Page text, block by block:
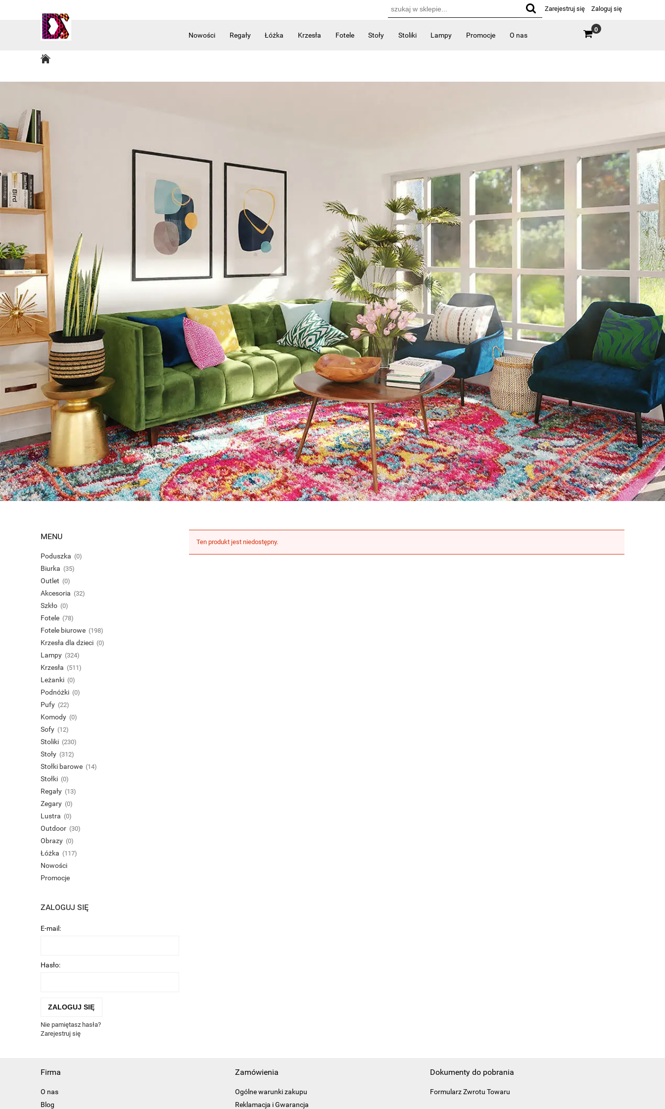
Zarejestruj się Zaloguj się
Nowości Regały Łóżka Krzesła Fotele Stoły Stoliki Lampy Promocje O nas
0
MENU
Poduszka (0)
Biurka (35)
Outlet (0)
Akcesoria (32)
Szkło (0)
Fotele (78)
Fotele biurowe (198)
Krzesła dla dzieci (0)
Lampy (324)
Krzesła (511)
Leżanki (0)
Podnóżki (0)
Pufy (22)
Komody (0)
Sofy (12)
Stoliki (230)
Stoły (312)
Stołki barowe (14)
Stołki (0)
Regały (13)
Zegary (0)
Lustra (0)
Outdoor (30)
Obrazy (0)
Łóżka (117)
Nowości
Promocje
ZALOGUJ SIĘ
E-mail:
Hasło:
ZALOGUJ SIĘ
Nie pamiętasz hasła?
Zarejestruj się
Ten produkt jest niedostępny.
Firma
O nas
Blog
Zamówienia
Ogólne warunki zakupu
Reklamacja i Gwarancja
Dokumenty do pobrania
Formularz Zwrotu Towaru